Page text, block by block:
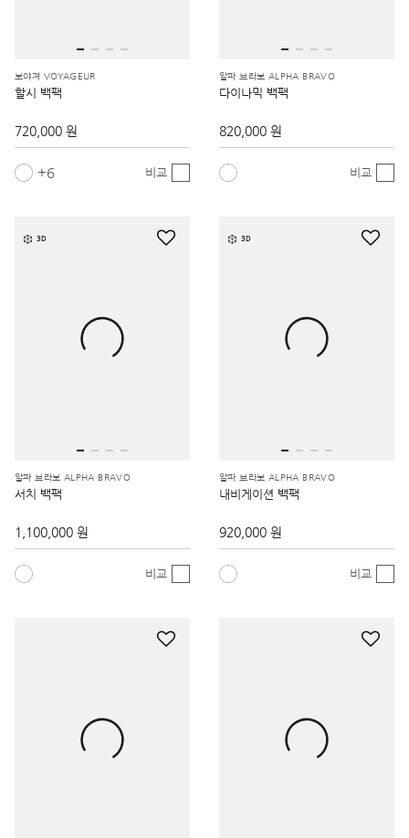
보야져 VOYAGEUR
할시 백팩
720,000 원
6 비교
알파 브라보 ALPHA BRAVO
다이나믹 백팩
820,000 원
비교
3D
알파 브라보 ALPHA BRAVO
서치 백팩
1,100,000 원
비교
3D
알파 브라보 ALPHA BRAVO
내비게이션 백팩
920,000 원
비교